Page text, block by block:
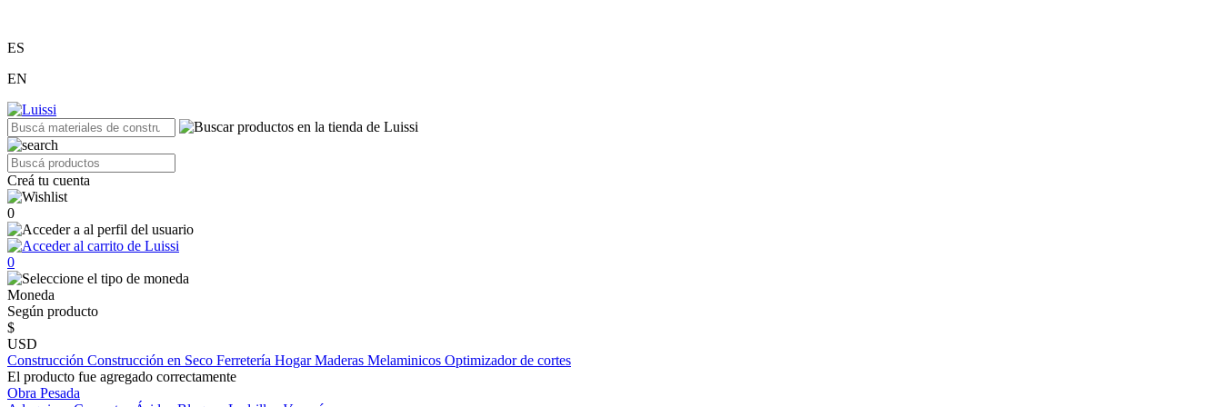
ES
EN
Creá tu cuenta
0
0
Moneda
Según producto
$
USD
Construcción Construcción en Seco Ferretería HogarMaderas Melaminicos Optimizador de cortes
El producto fue agregado correctamente
Obra Pesada